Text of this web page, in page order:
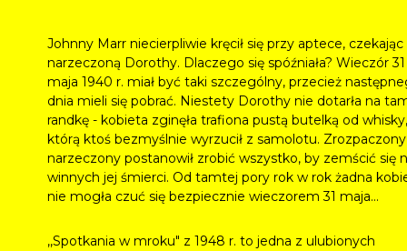
Johnny Marr niecierpliwie kręcił się przy aptece, czekając
narzeczoną Dorothy. Dlaczego się spóźniała? Wieczór 31
maja 1940 r. miał być taki szczególny, przecież
dnia mieli się pobrać. Niestety Dorothy nie dotarła na
randkę - kobieta zginęła trafiona pustą butelką od whisky,
którą ktoś bezmyślnie wyrzucił z samolotu. Zrozpaczony
narzeczony postanowił zrobić wszystko, by zemścić się
winnych jej śmierci. Od tamtej pory rok w rok żadna
nie mogła czuć się bezpiecznie wieczorem 31 maja...
,,Spotkania w mroku" z 1948 r. to jedna z ulubionych